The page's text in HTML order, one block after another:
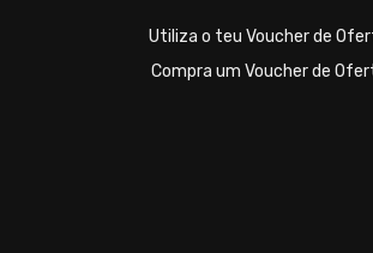
Utiliza o teu Voucher de
Compra um Voucher de